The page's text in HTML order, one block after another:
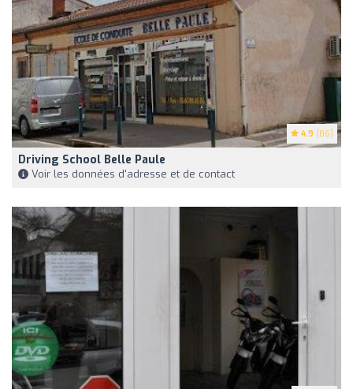
4.9 (86)
Driving School Belle Paule
Voir les données d'adresse et de contact